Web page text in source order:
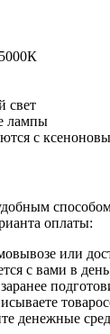
свет
лампы
с
оплаты:
или
с вами в
денежные